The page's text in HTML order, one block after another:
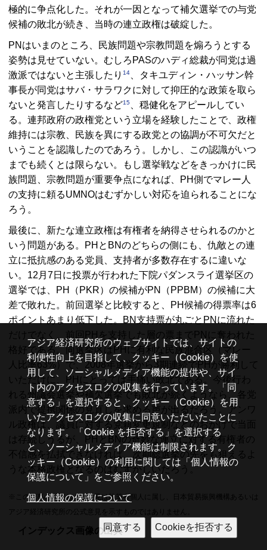
極的に争点化した。それが一因となって補欠選挙での与党
候補の敗北が続き、当時の連立政権は破綻した。
PN はいまのところ、民族問題や宗教問題を煽ろうとする
姿勢は見せていない。むしろ PASのハディ総裁が同党は過
激派ではないと主張したり 14
、タキユディン・ハッサン幹
事長が同党はサバ・サラワクに対して抑圧的な政策を取ら
ないと発言したりするなど15
、穏健化をアピールしてい
る。連邦政府の政権党という立場を経験したことで、政権
維持には宗教、民族を異にする政党との協調が不可欠だと
いうことを認識したのであろう。しかし、この認識がいつ
までも続くとは限らない。もし選挙戦などをきっかけに民
族問題、宗教問題が重要争点になれば、
PH側でマレー人
の支持に頼るUMNOはむずかしい対応を迫られることにな
ろう。
最後に、新たな連立政権は有権者を納得させられるのかと
いう問題がある。
PH と BNのどちらの側にも、仇敵との連
立に抵抗感のある党員、支持者が多数存在するに違いな
い。12月7日に投票が行われた下院パダンスライ選挙区の
選挙では、
PH（PKR） の候補がPN（PPBM） の候補に大
差で敗れた。前回選挙と比較すると、
PH候補の得票率は6
ポイントあまり低下した。
BN支持票が丸ごと PN に流れた
だけでなく、前回
PH を支持した層の票まで PN に奪われた
格好である。同選挙区は PHに有利な民族混合区（マレー
人比率63%）で、2008年選挙から3期連続で PH が勝利して
いただけに、
PH にとっては手痛い敗北である。今後行わ
れる州議会選挙や補欠選挙でも敗北が続くようなら、各党
派内で提携関係の見直しを求める声が出るだろう。アンワ
ル政権は、議員に対する党籍変更規制などのおかげで当面
は存続しうるが、
PH と BNの奇妙な連立に対する有権者の
不信感を払拭できなければ、次期総選挙の先をも狙えるよ
うな本格政権となるのはむずかしいだろう。
※この記事の内容および意見は執筆者個人に属し、日本貿易振興機構あるいは
アジア経済研究所の公式意見を示すものではありません。
インデックス画像の出典
アジア経済研究所のウェブサイトでは、サイトの
利便性向上を目指して、クッキー（Cookie）を使
用して、ソーシャルメディア機能の提供や、サイ
ト内のアクセスログの収集を行っています。「同
意する」を選択すると、クッキー（Cookie）を用
いたアクセスログの収集に同意いただいたことに
なります。「Cookie を拒否する」を選択する
と、ソーシャルメディア機能は制限されます。ク
ッキー（Cookie）の利用に関しては「個人情報の
保護について」をご参照ください。
個人情報の保護について